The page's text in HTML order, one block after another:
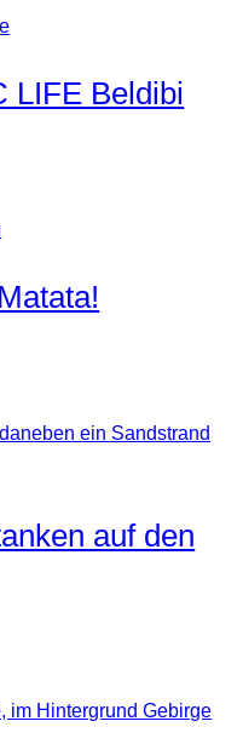
LIFE Beldibi
auf den